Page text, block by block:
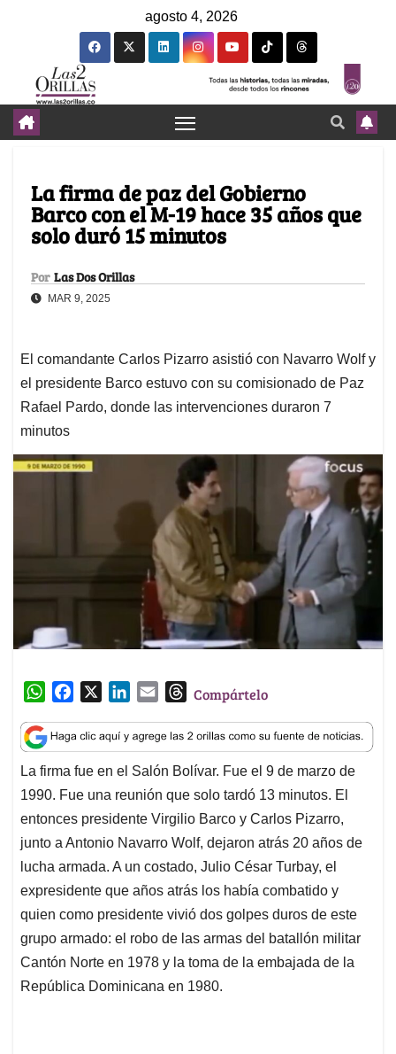
agosto 4, 2026
La firma de paz del Gobierno
Barco con el M-19 hace 35 años que
solo duró 15 minutos
Por Las Dos Orillas
MAR 9, 2025
El comandante Carlos Pizarro asistió con Navarro Wolf y
el presidente Barco estuvo con su comisionado de Paz
Rafael Pardo, donde las intervenciones duraron 7
minutos
W
a
t
s
A
p
p
c
e
b
o
o
k
n
k
e
d
I
n
a
i
l
T
r
e
a
d
s
Compártelo
La firma fue en el Salón Bolívar. Fue el 9 de marzo de
1990. Fue una reunión que solo tardó 13 minutos. El
entonces presidente Virgilio Barco y Carlos Pizarro,
junto a Antonio Navarro Wolf, dejaron atrás 20 años de
lucha armada. A un costado, Julio César Turbay, el
expresidente que años atrás los había combatido y
quien como presidente vivió dos golpes duros de este
grupo armado: el robo de las armas del batallón militar
Cantón Norte en 1978 y la toma de la embajada de la
República Dominicana en 1980.